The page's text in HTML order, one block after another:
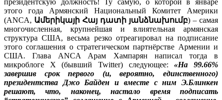
президентскую должность! Ту самую, о которой в январе
этого года Армянский Национальный Комитет Америки
(ANCA, Ամերիկայի Հայ դատի յանձնախումբ) – самая
многочисленная, крупнейшая и влиятельная армянская
структура США, весьма резко отреагировал на подписание
этого соглашения о стратегическом партнёрстве Армении и
США. Глава ANCA Арам Хампарян написал тогда в
микроблоге X (бывший Twitter) следующее:«На 99.66%
завершив срок первого (и, вероятно, единственного)
президентства Джо Байден и вместе с ним Э.Блинкен
решают, что, наконец, настало время подписать